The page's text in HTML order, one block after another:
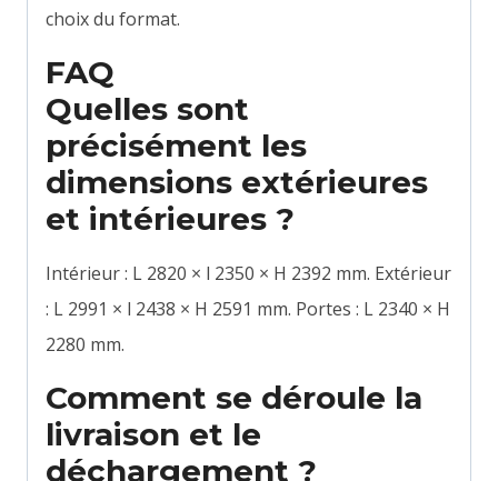
choix du format.
FAQ
Quelles sont
précisément les
dimensions extérieures
et intérieures ?
Intérieur : L 2820 × l 2350 × H 2392 mm. Extérieur
: L 2991 × l 2438 × H 2591 mm. Portes : L 2340 × H
2280 mm.
Comment se déroule la
livraison et le
déchargement ?